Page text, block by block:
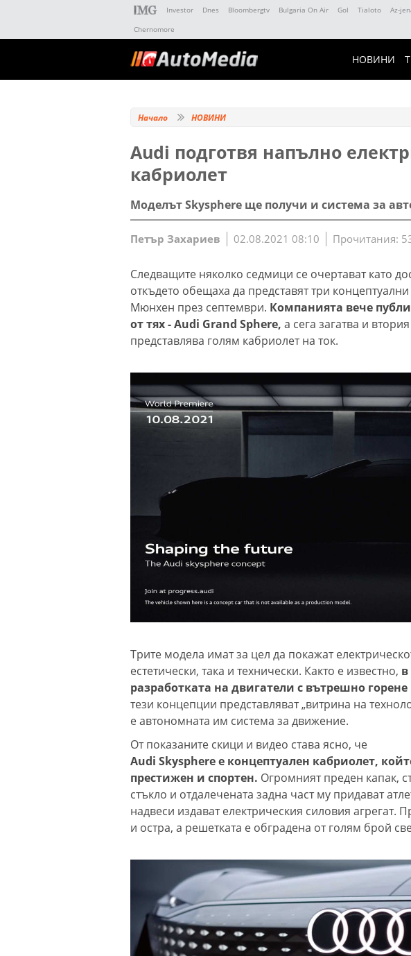
Investor Dnes Bloombergtv Bulgaria On Air Gol Tialoto Az-
Chernomore
НОВИНИ
Начало НОВИНИ
Audi подготвя напълно
кабриолет
Моделът Skysphere ще получи и система за
Петър Захариев 02.08.2021 08:10 Прочитания:
Следващите няколко седмици се очертават като
откъдето обещаха да представят три
Мюнхен през септември. Компанията вече
от тях - Audi Grand Sphere, а сега загатва и
представлява голям кабриолет на ток.
Трите модела имат за цел да покажат
естетически, така и технически. Както е известно,
разработката на двигатели с вътрешно горене
тези концепции представляват „витрина на
е автономната им система за движение.
От показаните скици и видео става ясно, че
Audi Skysphere е концептуален кабриолет,
престижен и спортен. Огромният преден капак,
стъкло и отдалечената задна част му придават
надвеси издават електрическия силовия агрегат.
и остра, а решетката е обградена от голям брой
с